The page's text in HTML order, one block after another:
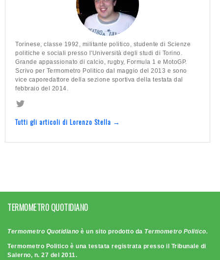
Torinese, classe 1992, militante politico, studente di Scienze
politiche e sociali presso l'Università degli studi di Torino.
Grande appassionato di calcio, rugby, Formula 1 e MotoGP.
Scrivo per Termometro Politico dal maggio del 2013 e sono
vice caporedattore della sezione sportiva della testata dal
febbraio del 2014.
Tutti gli articoli di Lorenzo Stella →
TERMOMETRO QUOTIDIANO
Termometro Quotidiano è un sito prodotto da Termometro Politico.
Termometro Politico è una testata registrata presso il Tribunale di
Salerno, n. 27 del 2011.